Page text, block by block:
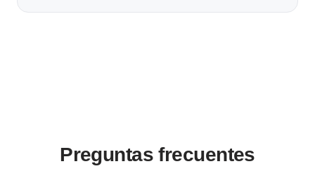
Preguntas frecuentes